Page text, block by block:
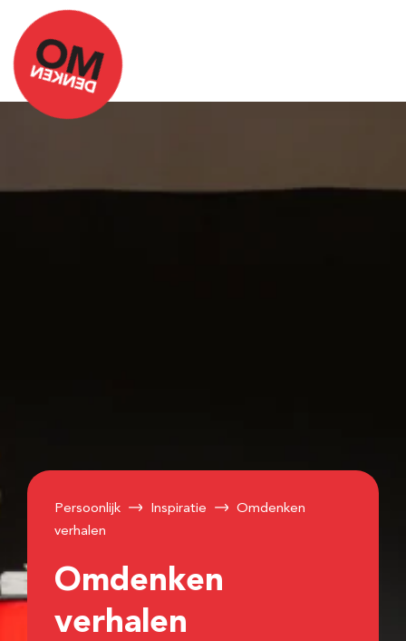
Persoonlijk Inspiratie
Omdenken
verhalen
Omdenken
verhalen